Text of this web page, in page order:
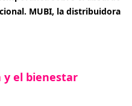
MUBI, la distribuidora
y el bienestar